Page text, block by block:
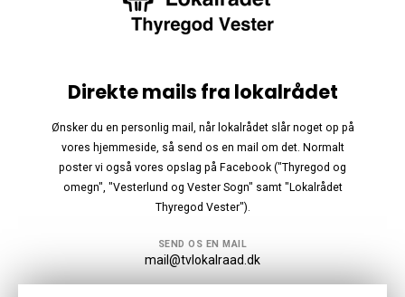
Direkte mails fra lokalrådet
Ønsker du en personlig mail, når lokalrådet slår noget op på
vores hjemmeside, så send os en mail om det. Normalt
poster vi også vores opslag på Facebook ("Thyregod og
omegn", "Vesterlund og Vester Sogn" samt "Lokalrådet
Thyregod Vester").
SEND OS EN MAIL
mail@tvlokalraad.dk